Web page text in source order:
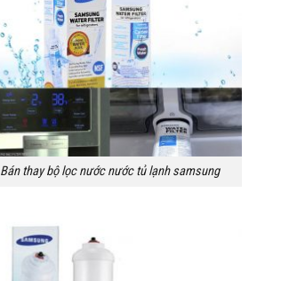
Bán thay bộ lọc nước nước tủ lạnh samsung